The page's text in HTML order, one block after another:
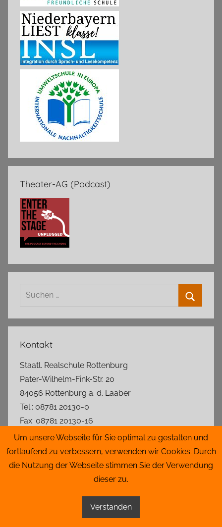
Theater-AG (Podcast)
Suchen
Kontakt
Staatl. Realschule Rottenburg
Pater-Wilhelm-Fink-Str. 20
84056 Rottenburg a. d. Laaber
Tel.: 08781 20130-0
Fax: 08781 20130-16
rs.rottenburg@t-online.de
Lageplan
Um unsere Webseite für Sie optimal zu gestalten und
fortlaufend zu verbessern, verwenden wir Cookies. Durch
die Nutzung der Webseite stimmen Sie der Verwendung
dieser zu.
Verstanden